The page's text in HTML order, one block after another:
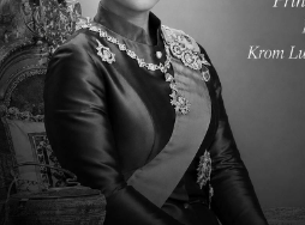
圖片
泰國中華國際學校（TCIS）
年級學生高水準的課程、有
成效評量機制。中學階段是
的關鍵期，因此本校特別注重
並以培養學生學習能力、引